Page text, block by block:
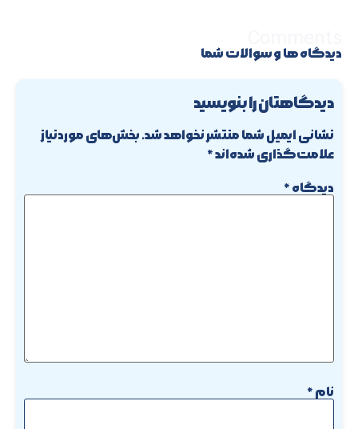
دیدگاه ها و سوالات شما
دیدگاهتان را بنویسید
نشانی ایمیل شما منتشر نخواهد شد.بخش‌های موردنیاز
علامت‌گذاری شده‌اند*
دیدگاه*
نام*